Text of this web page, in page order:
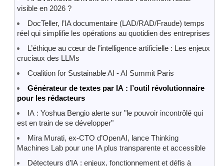
visible en 2026 ?
DocTeller, l’IA documentaire (LAD/RAD/Fraude) temps
réel qui simplifie les opérations au quotidien des entreprises
L’éthique au cœur de l’intelligence artificielle : Les enjeux
cruciaux des LLMs
Coalition for Sustainable AI - AI Summit Paris
Générateur de textes par IA : l’outil révolutionnaire
pour les rédacteurs
IA : Yoshua Bengio alerte sur "le pouvoir incontrôlé qui
est en train de se développer"
Mira Murati, ex-CTO d’OpenAI, lance Thinking
Machines Lab pour une IA plus transparente et accessible
Détecteurs d’IA : enjeux, fonctionnement et défis à